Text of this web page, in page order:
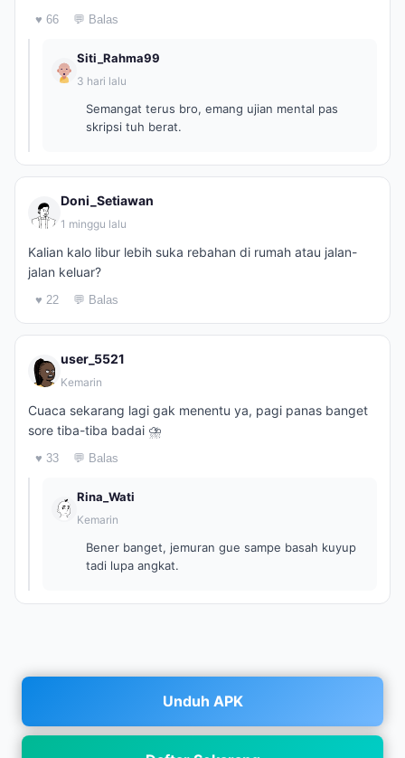
♥ 66 💬 Balas
Siti_Rahma99
3 hari lalu
Semangat terus bro, emang ujian mental pas
skripsi tuh berat.
Doni_Setiawan
1 minggu lalu
Kalian kalo libur lebih suka rebahan di rumah atau jalan-
jalan keluar?
♥ 22 💬 Balas
user_5521
Kemarin
Cuaca sekarang lagi gak menentu ya, pagi panas banget
sore tiba-tiba badai ⛈️
♥ 33 💬 Balas
Rina_Wati
Kemarin
Bener banget, jemuran gue sampe basah kuyup
tadi lupa angkat.
Unduh APK